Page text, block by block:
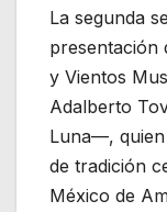
La segunda
presentación
y Vientos
Adalberto
Luna—, quien
de tradición
México de